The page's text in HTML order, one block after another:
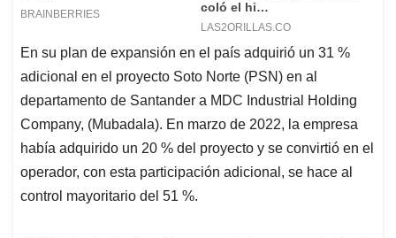
En su plan de expansión en el país adquirió un 31 %
adicional en el proyecto Soto Norte (PSN) en al
departamento de Santander a MDC Industrial Holding
Company, (Mubadala). En marzo de 2022, la empresa
había adquirido un 20 % del proyecto y se convirtió en el
operador, con esta participación adicional, se hace al
control mayoritario del 51 %.